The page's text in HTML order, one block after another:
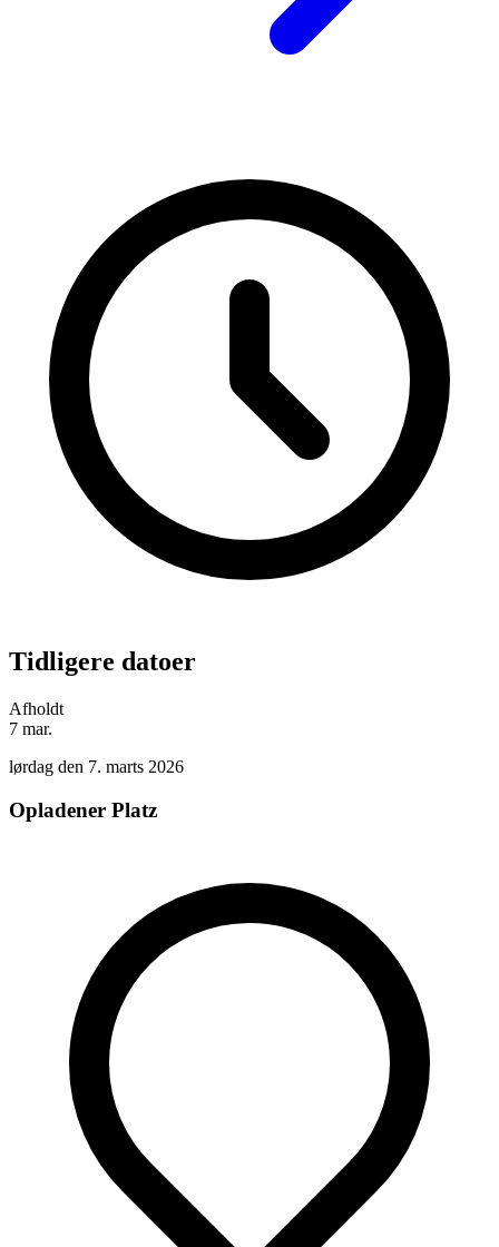
Tidligere datoer
Afholdt
7 mar.
lørdag den 7. marts 2026
Opladener Platz